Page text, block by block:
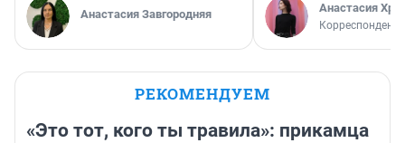
Анастасия Завгородняя Анастасия
Корреспондент
РЕКОМЕНДУЕМ
«Это тот, кого ты травила»: прикамца